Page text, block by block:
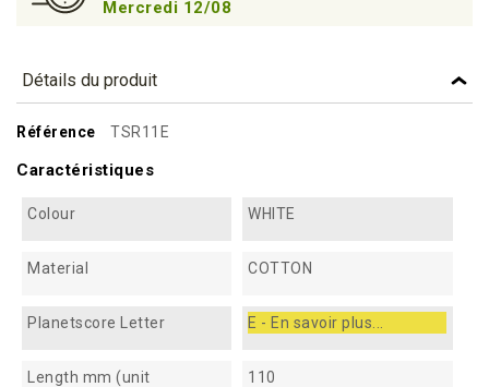
Mercredi 12/08
Détails du produit
Référence TSR11E
Caractéristiques
Colour WHITE
Material COTTON
Planetscore Letter E - En savoir plus...
Length mm (unit
110